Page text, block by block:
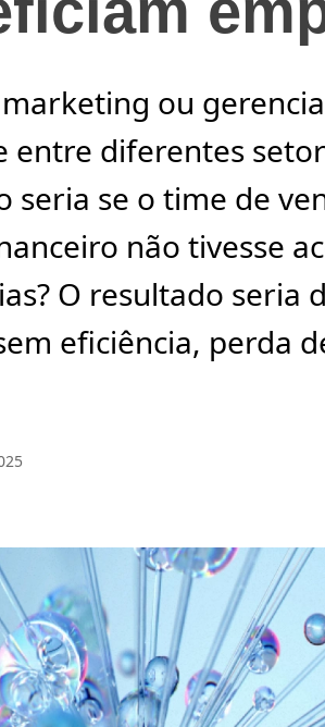
ou
entre diferentes
seria se o time de
não tivesse
O resultado seria
eficiência, perda